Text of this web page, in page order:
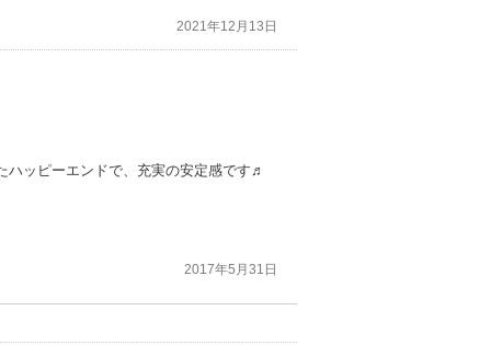
2021年12月13日
ハッピーエンドで、充実の安定感です♬
2017年5月31日